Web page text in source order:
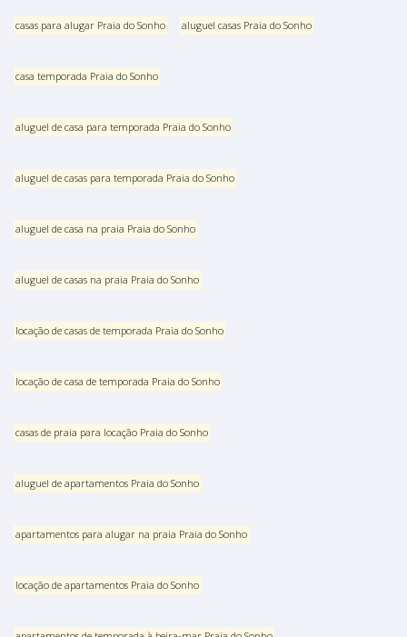
casas para alugar Praia do Sonho aluguel casas Praia do Sonho
casa temporada Praia do Sonho
aluguel de casa para temporada Praia do Sonho
aluguel de casas para temporada Praia do Sonho
aluguel de casa na praia Praia do Sonho
aluguel de casas na praia Praia do Sonho
locação de casas de temporada Praia do Sonho
locação de casa de temporada Praia do Sonho
casas de praia para locação Praia do Sonho
aluguel de apartamentos Praia do Sonho
apartamentos para alugar na praia Praia do Sonho
locação de apartamentos Praia do Sonho